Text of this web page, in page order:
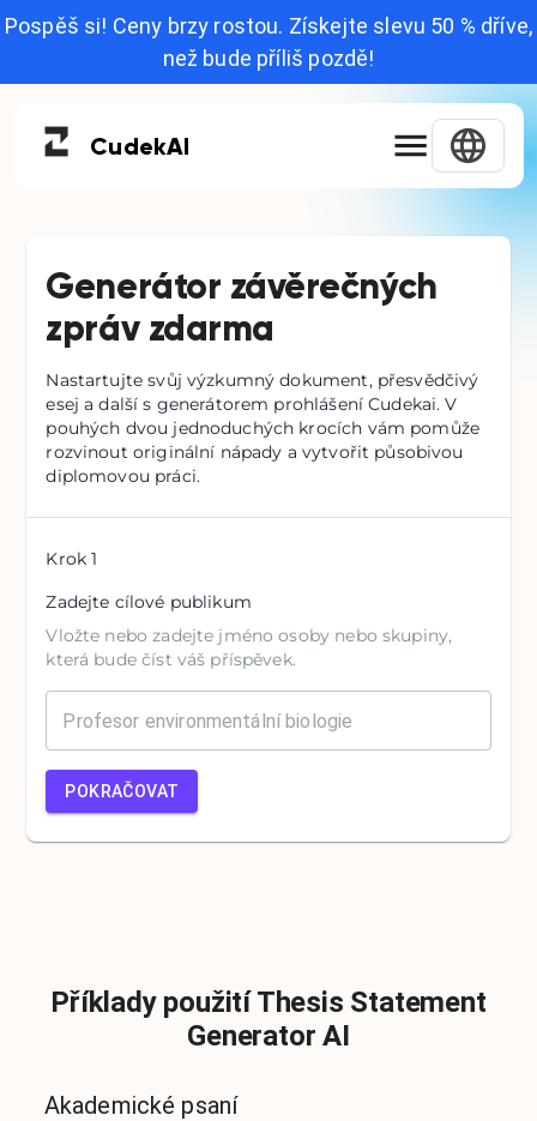
Pospěš si! Ceny brzy rostou. Získejte slevu 50 % dříve,
než bude příliš pozdě!
CudekAI
Generátor závěrečných
zpráv zdarma
Nastartujte svůj výzkumný dokument, přesvědčivý
esej a další s generátorem prohlášení Cudekai. V
pouhých dvou jednoduchých krocích vám pomůže
rozvinout originální nápady a vytvořit působivou
diplomovou práci.
Krok 1
Zadejte cílové publikum
Vložte nebo zadejte jméno osoby nebo skupiny,
která bude číst váš příspěvek.
POKRAČOVAT
Příklady použití Thesis Statement
Generator AI
Akademické psaní